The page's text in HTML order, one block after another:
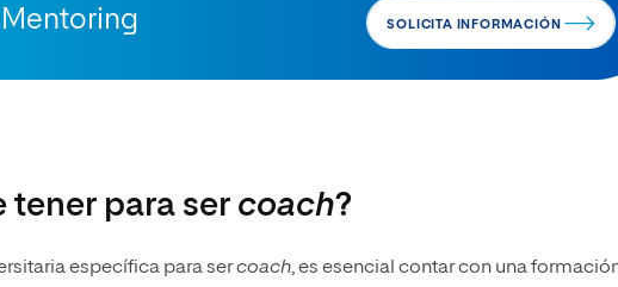
SOLICITA INFORMACIÓN
tener para ser coach?
específica para sercoach, es esencial contar con una